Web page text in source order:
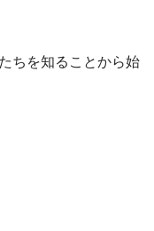
ちを知ることから始